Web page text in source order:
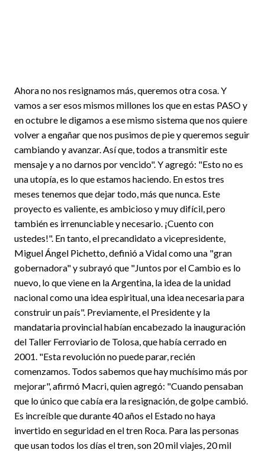
Ahora no nos resignamos más, queremos otra cosa. Y
vamos a ser esos mismos millones los que en estas PASO y
en octubre le digamos a ese mismo sistema que nos quiere
volver a engañar que nos pusimos de pie y queremos seguir
cambiando y avanzar. Así que, todos a transmitir este
mensaje y a no darnos por vencido". Y agregó: "Esto no es
una utopía, es lo que estamos haciendo. En estos tres
meses tenemos que dejar todo, más que nunca. Este
proyecto es valiente, es ambicioso y muy difícil, pero
también es irrenunciable y necesario. ¡Cuento con
ustedes!". En tanto, el precandidato a vicepresidente,
Miguel Ángel Pichetto, definió a Vidal como una "gran
gobernadora" y subrayó que "Juntos por el Cambio es lo
nuevo, lo que viene en la Argentina, la idea de la unidad
nacional como una idea espiritual, una idea necesaria para
construir un país". Previamente, el Presidente y la
mandataria provincial habían encabezado la inauguración
del Taller Ferroviario de Tolosa, que había cerrado en
2001. "Esta revolución no puede parar, recién
comenzamos. Todos sabemos que hay muchísimo más por
mejorar", afirmó Macri, quien agregó: "Cuando pensaban
que lo único que cabía era la resignación, de golpe cambió.
Es increíble que durante 40 años el Estado no haya
invertido en seguridad en el tren Roca. Para las personas
que usan todos los días el tren, son 20 mil viajes, 20 mil